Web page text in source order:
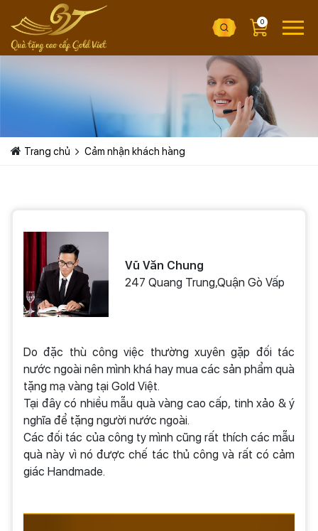
0
Trang chủ Cảm nhận khách hàng
Vũ Văn Chung
247 Quang Trung,Quận Gò Vấp
Do đặc thù công việc thường xuyên gặp đối tác
nước ngoài nên mình khá hay mua các sản phẩm quà
tặng mạ vàng tại Gold Việt.
Tại đây có nhiều mẫu quà vàng cao cấp, tinh xảo & ý
nghĩa để tặng người nước ngoài.
Các đối tác của công ty mình cũng rất thích các mẫu
quà này vì nó được chế tác thủ công và rất có cảm
giác Handmade.